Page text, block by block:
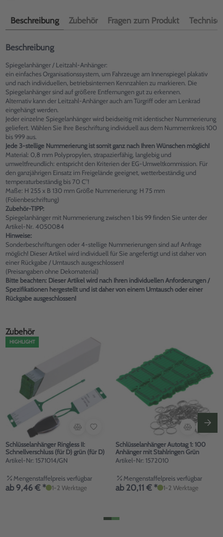
Beschreibung Zubehör Fragen zum Produkt
Beschreibung
Spiegelanhänger / Leitzahl-Anhänger:
ein einfaches Organisationssystem, um Fahrzeuge am Innenspiegel plakativ
und nach individuellen, betriebsinternen Kennzahlen zu markieren. Die
Spiegelanhänger sind auf größere Entfernungen gut zu erkennen.
Alternativ kann der Leitzahl-Anhänger auch am Türgriff oder am Lenkrad
eingehängt werden.
Jeder einzelne Spiegelanhänger wird beidseitig mit identischer Nummerierung
geliefert. Wählen Sie Ihre Beschriftung individuell aus dem Nummernkreis 100
bis 999 aus.
Jede 3-stellige Nummerierung ist somit ganz nach Ihren Wünschen möglich!
Material: 0,8 mm Polypropylen, strapazierfähig, langlebig und
umweltfreundlich: entspricht den Kriterien der EG-Umweltkommission. Für
den ganzjährigen Einsatz im Freigelände geeignet, wetterbeständig und
temperaturbeständig bis 70 C°!
Maße: H 255 x B 130 mm Größe Nummerierung: H 75 mm
(Folienbeschriftung)
Zubehör-TIPP:
Spiegelanhänger mit Nummerierung zwischen 1 bis 99 finden Sie unter der
Artikel-Nr. 4050084
Hinweise:
Sonderbeschriftungen oder 4-stellige Nummerierungen sind auf Anfrage
möglich! Dieser Artikel wird individuell für Sie angefertigt und ist daher von
einer Rückgabe / Umtausch ausgeschlossen!
(Preisangaben ohne Dekomaterial)
Bitte beachten: Dieser Artikel wird nach Ihren individuellen Anforderungen /
Spezifikationen hergestellt und ist daher von einem Umtausch oder einer
Rückgabe ausgeschlossen!
Zubehör
HIGHLIGHT
Schlüsselanhänger Ringless II:
Schnellverschluss (für D) grün (für D)
Artikel-Nr: 1571014/GN
Mengenstaffelpreis verfügbar
ab 9,46 € * 1-2 Werktage
Schlüsselanhänger Autotag 1: 100
Anhänger mit Stahlringen Grün
Artikel-Nr: 1572010
Mengenstaffelpreis verfügbar
ab 20,11 € * 1-2 Werktage